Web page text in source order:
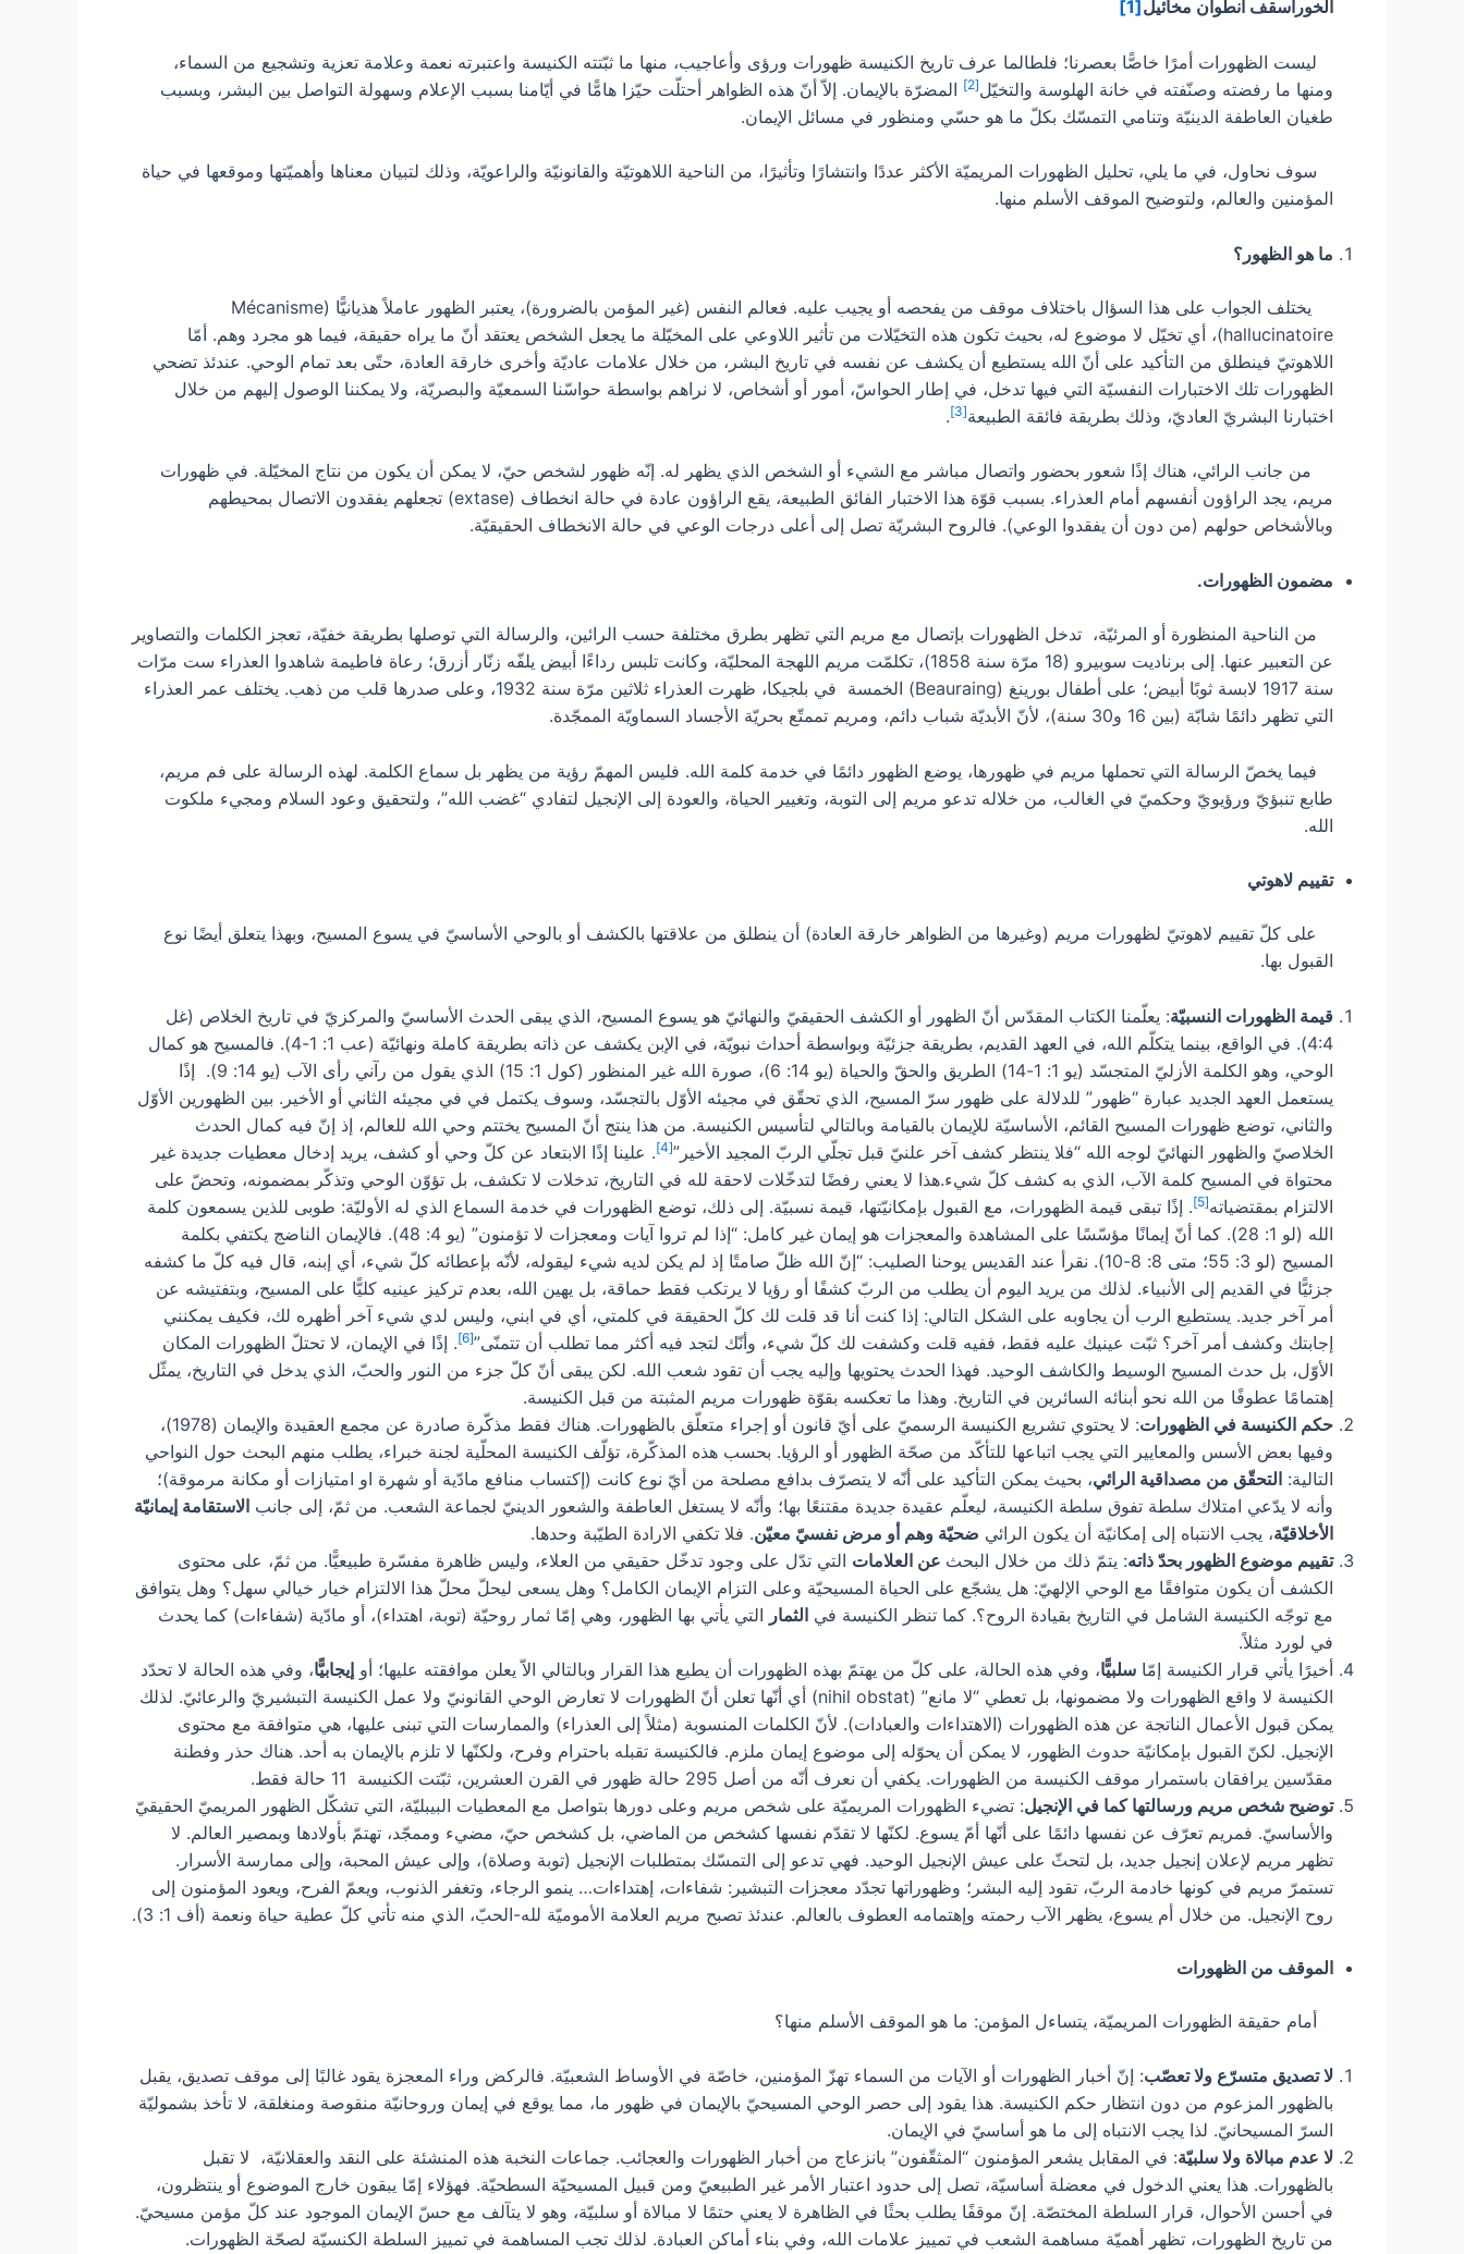
الخوراسقف أنطوان مخائيل[1]
ليست الظهورات أمرًا خاصًّا بعصرنا؛ فلطالما عرف تاريخ الكنيسة ظهورات ورؤى وأعاجيب، منها ما ثبّتته الكنيسة واعتبرته نعمة وعلامة تعزية وتشجيع من السماء،
ومنها ما رفضته وصنّفته في خانة الهلوسة والتخيّل[2]
المضرّة بالإيمان. إلاّ أنّ هذه الظواهر أحتلّت حيّزا هامًّا في أيّامنا بسبب الإعلام وسهولة التواصل بين البشر، وبسبب
طغيان العاطفة الدينيّة وتنامي التمسّك بكلّ ما هو حسّي ومنظور في مسائل الإيمان.
سوف نحاول، في ما يلي، تحليل الظهورات المريميّة الأكثر عددًا وانتشارًا وتأثيرًا، من الناحية اللاهوتيّة والقانونيّة والراعويّة، وذلك لتبيان معناها وأهميّتها وموقعها في حياة
المؤمنين والعالم، ولتوضيح الموقف الأسلم منها.
ما هو الظهور؟
يختلف الجواب على هذا السؤال باختلاف موقف من يفحصه أو يجيب عليه. فعالم النفس (غير المؤمن بالضرورة)، يعتبر الظهور عاملاً هذيانيًّا (Mécanisme
hallucinatoire)، أي تخيّل لا موضوع له، بحيث تكون هذه التخيّلات من تأثير اللاوعي على المخيّلة ما يجعل الشخص يعتقد أنّ ما يراه حقيقة، فيما هو مجرد وهم. أمّا
اللاهوتيّ فينطلق من التأكيد على أنّ الله يستطيع أن يكشف عن نفسه في تاريخ البشر، من خلال علامات عاديّة وأخرى خارقة العادة، حتّى بعد تمام الوحي. عندئذ تضحي
الظهورات تلك الاختبارات النفسيّة التي فيها تدخل، في إطار الحواسّ، أمور أو أشخاص، لا نراهم بواسطة حواسّنا السمعيّة والبصريّة، ولا يمكننا الوصول إليهم من خلال
اختبارنا البشريّ العاديّ، وذلك بطريقة فائقة الطبيعة[3]
.
من جانب الرائي، هناك إذًا شعور بحضور واتصال مباشر مع الشيء أو الشخص الذي يظهر له. إنّه ظهور لشخص حيّ، لا يمكن أن يكون من نتاج المخيّلة. في ظهورات
مريم، يجد الراؤون أنفسهم أمام العذراء. بسبب قوّة هذا الاختبار الفائق الطبيعة، يقع الراؤون عادة في حالة انخطاف (extase) تجعلهم يفقدون الاتصال بمحيطهم
وبالأشخاص حولهم (من دون أن يفقدوا الوعي). فالروح البشريّة تصل إلى أعلى درجات الوعي في حالة الانخطاف الحقيقيّة.
مضمون الظهورات.
من الناحية المنظورة أو المرئيّة، تدخل الظهورات بإتصال مع مريم التي تظهر بطرق مختلفة حسب الرائين، والرسالة التي توصلها بطريقة خفيّة، تعجز الكلمات والتصاوير
عن التعبير عنها. إلى برناديت سوبيرو (18 مرّة سنة 1858)، تكلمّت مريم اللهجة المحليّة، وكانت تلبس رداءًا أبيض يلفّه زنّار أزرق؛ رعاة فاطيمة شاهدوا العذراء ست مرّات
سنة 1917 لابسة ثوبًا أبيض؛ على أطفال بورينغ (Beauraing) الخمسة في بلجيكا، ظهرت العذراء ثلاثين مرّة سنة 1932، وعلى صدرها قلب من ذهب. يختلف عمر العذراء
التي تظهر دائمًا شابّة (بين 16 و30 سنة)، لأنّ الأبديّة شباب دائم، ومريم تممتّع بحريّة الأجساد السماويّة الممجّدة.
فيما يخصّ الرسالة التي تحملها مريم في ظهورها، يوضع الظهور دائمًا في خدمة كلمة الله. فليس المهمّ رؤية من يظهر بل سماع الكلمة. لهذه الرسالة على فم مريم،
طابع تنبؤيّ ورؤيويّ وحكميّ في الغالب، من خلاله تدعو مريم إلى التوبة، وتغيير الحياة، والعودة إلى الإنجيل لتفادي “غضب الله”، ولتحقيق وعود السلام ومجيء ملكوت
الله.
تقييم لاهوتي
على كلّ تقييم لاهوتيّ لظهورات مريم (وغيرها من الظواهر خارقة العادة) أن ينطلق من علاقتها بالكشف أو بالوحي الأساسيّ في يسوع المسيح، وبهذا يتعلق أيضًا نوع
القبول بها.
قيمة الظهورات النسبيّة: يعلّمنا الكتاب المقدّس أنّ الظهور أو الكشف الحقيقيّ والنهائيّ هو يسوع المسيح، الذي يبقى الحدث الأساسيّ والمركزيّ في تاريخ الخلاص (غل
4:4). في الواقع، بينما يتكلّم الله، في العهد القديم، بطريقة جزئيّة وبواسطة أحداث نبويّة، في الإبن يكشف عن ذاته بطريقة كاملة ونهائيّة (عب 1: 1-4). فالمسيح هو كمال
الوحي، وهو الكلمة الأزليّ المتجسّد (يو 1: 1-14) الطريق والحقّ والحياة (يو 14: 6)، صورة الله غير المنظور (كول 1: 15) الذي يقول من رآني رأى الآب (يو 14: 9). إذًا
يستعمل العهد الجديد عبارة “ظهور” للدلالة على ظهور سرّ المسيح، الذي تحقّق في مجيئه الأوّل بالتجسّد، وسوف يكتمل في في مجيئه الثاني أو الأخير. بين الظهورين الأوّل
والثاني، توضع ظهورات المسيح القائم، الأساسيّة للإيمان بالقيامة وبالتالي لتأسيس الكنيسة. من هذا ينتج أنّ المسيح يختتم وحي الله للعالم، إذ إنّ فيه كمال الحدث
الخلاصيّ والظهور النهائيّ لوجه الله “فلا ينتظر كشف آخر علنيّ قبل تجلّي الربّ المجيد الأخير”[4]
. علينا إذًا الابتعاد عن كلّ وحي أو كشف، يريد إدخال معطيات جديدة غير
محتواة في المسيح كلمة الآب، الذي به كشف كلّ شيء.هذا لا يعني رفضًا لتدخّلات لاحقة لله في التاريخ، تدخلات لا تكشف، بل تؤوّن الوحي وتذكّر بمضمونه، وتحضّ على
الالتزام بمقتضياته[5]
. إذًا تبقى قيمة الظهورات، مع القبول بإمكانيّتها، قيمة نسبيّة. إلى ذلك، توضع الظهورات في خدمة السماع الذي له الأوليّة: طوبى للذين يسمعون كلمة
الله (لو 1: 28). كما أنّ إيمانًا مؤسّسًا على المشاهدة والمعجزات هو إيمان غير كامل: “إذا لم تروا آيات ومعجزات لا تؤمنون” (يو 4: 48). فالإيمان الناضج يكتفي بكلمة
المسيح (لو 3: 55؛ متى 8: 8-10). نقرأ عند القديس يوحنا الصليب: “إنّ الله ظلّ صامتًا إذ لم يكن لديه شيء ليقوله، لأنّه بإعطائه كلّ شيء، أي إبنه، قال فيه كلّ ما كشفه
جزئيًّا في القديم إلى الأنبياء. لذلك من يريد اليوم أن يطلب من الربّ كشفًا أو رؤيا لا يرتكب فقط حماقة، بل يهين الله، بعدم تركيز عينيه كليًّا على المسيح، وبتفتيشه عن
أمر آخر جديد. يستطيع الرب أن يجاوبه على الشكل التالي: إذا كنت أنا قد قلت لك كلّ الحقيقة في كلمتي، أي في ابني، وليس لدي شيء آخر أظهره لك، فكيف يمكنني
إجابتك وكشف أمر آخر؟ ثبّت عينيك عليه فقط، ففيه قلت وكشفت لك كلّ شيء، وأنّك لتجد فيه أكثر مما تطلب أن تتمنّى”[6]
. إذًا في الإيمان، لا تحتلّ الظهورات المكان
الأوّل، بل حدث المسيح الوسيط والكاشف الوحيد. فهذا الحدث يحتويها وإليه يجب أن تقود شعب الله. لكن يبقى أنّ كلّ جزء من النور والحبّ، الذي يدخل في التاريخ، يمثّل
إهتمامًا عطوفًا من الله نحو أبنائه السائرين في التاريخ. وهذا ما تعكسه بقوّة ظهورات مريم المثبتة من قبل الكنيسة.
حكم الكنيسة في الظهورات
: لا يحتوي تشريع الكنيسة الرسميّ على أيّ قانون أو إجراء متعلّق بالظهورات. هناك فقط مذكّرة صادرة عن مجمع العقيدة والإيمان (1978)،
وفيها بعض الأسس والمعايير التي يجب اتباعها للتأكّد من صحّة الظهور أو الرؤيا. بحسب هذه المذكّرة، تؤلّف الكنيسة المحلّية لجنة خبراء، يطلب منهم البحث حول النواحي
التالية: التحقّق من مصداقية الرائي، بحيث يمكن التأكيد على أنّه لا يتصرّف بدافع مصلحة من أيّ نوع كانت (إكتساب منافع مادّية أو شهرة او امتيازات أو مكانة مرموقة)؛
وأنه لا يدّعي امتلاك سلطة تفوق سلطة الكنيسة، ليعلّم عقيدة جديدة مقتنعًا بها؛ وأنّه لا يستغل العاطفة والشعور الدينيّ لجماعة الشعب. من ثمّ، إلى جانب الاستقامة إيمانيّة
الأخلاقيّة، يجب الانتباه إلى إمكانيّة أن يكون الرائي ضحيّة وهم أو مرض نفسيّ معيّن. فلا تكفي الارادة الطيّبة وحدها.
تقييم موضوع الظهور بحدّ ذاته: يتمّ ذلك من خلال البحث عن العلامات التي تدّل على وجود تدخّل حقيقي من العلاء، وليس ظاهرة مفسّرة طبيعيًّا. من ثمّ، على محتوى
الكشف أن يكون متوافقًا مع الوحي الإلهيّ: هل يشجّع على الحياة المسيحيّة وعلى التزام الإيمان الكامل؟ وهل يسعى ليحلّ محلّ هذا الالتزام خيار خيالي سهل؟ وهل يتوافق
مع توجّه الكنيسة الشامل في التاريخ بقيادة الروح؟. كما تنظر الكنيسة في الثمار التي يأتي بها الظهور، وهي إمّا ثمار روحيّة (توبة، اهتداء)، أو مادّية (شفاءات) كما يحدث
في لورد مثلاً.
أخيرًا يأتي قرار الكنيسة إمّا سلبيًّا، وفي هذه الحالة، على كلّ من يهتمّ بهذه الظهورات أن يطيع هذا القرار وبالتالي الاّ يعلن موافقته عليها؛ أو إيجابيًّا، وفي هذه الحالة لا تحدّد
الكنيسة لا واقع الظهورات ولا مضمونها، بل تعطي “لا مانع” (nihil obstat) أي أنّها تعلن أنّ الظهورات لا تعارض الوحي القانونيّ ولا عمل الكنيسة التبشيريّ والرعائيّ. لذلك
يمكن قبول الأعمال الناتجة عن هذه الظهورات (الاهتداءات والعبادات). لأنّ الكلمات المنسوبة (مثلاً إلى العذراء) والممارسات التي تبنى عليها، هي متوافقة مع محتوى
الإنجيل. لكنّ القبول بإمكانيّة حدوث الظهور، لا يمكن أن يحوّله إلى موضوع إيمان ملزم. فالكنيسة تقبله باحترام وفرح، ولكنّها لا تلزم بالإيمان به أحد. هناك حذر وفطنة
مقدّسين يرافقان باستمرار موقف الكنيسة من الظهورات. يكفي أن نعرف أنّه من أصل 295 حالة ظهور في القرن العشرين، ثبّتت الكنيسة 11 حالة فقط.
توضيح شخص مريم ورسالتها كما في الإنجيل: تضيء الظهورات المريميّة على شخص مريم وعلى دورها بتواصل مع المعطيات البيبليّة، التي تشكّل الظهور المريميّ الحقيقيّ
والأساسيّ. فمريم تعرّف عن نفسها دائمًا على أنّها أمّ يسوع. لكنّها لا تقدّم نفسها كشخص من الماضي، بل كشخص حيّ، مضيء وممجّد، تهتمّ بأولادها وبمصير العالم. لا
تظهر مريم لإعلان إنجيل جديد، بل لتحثّ على عيش الإنجيل الوحيد. فهي تدعو إلى التمسّك بمتطلبات الإنجيل (توبة وصلاة)، وإلى عيش المحبة، وإلى ممارسة الأسرار.
تستمرّ مريم في كونها خادمة الربّ، تقود إليه البشر؛ وظهوراتها تجدّد معجزات التبشير: شفاءات، إهتداءات… ينمو الرجاء، وتغفر الذنوب، ويعمّ الفرح، ويعود المؤمنون إلى
روح الإنجيل. من خلال أم يسوع، يظهر الآب رحمته وإهتمامه العطوف بالعالم. عندئذ تصبح مريم العلامة الأموميّة لله-الحبّ، الذي منه تأتي كلّ عطية حياة ونعمة (أف 1: 3).
الموقف من الظهورات
أمام حقيقة الظهورات المريميّة، يتساءل المؤمن: ما هو الموقف الأسلم منها؟
لا تصديق متسرّع ولا تعصّب: إنّ أخبار الظهورات أو الآيات من السماء تهزّ المؤمنين، خاصّة في الأوساط الشعبيّة. فالركض وراء المعجزة يقود غالبًا إلى موقف تصديق، يقبل
بالظهور المزعوم من دون انتظار حكم الكنيسة. هذا يقود إلى حصر الوحي المسيحيّ بالإيمان في ظهور ما، مما يوقع في إيمان وروحانيّة منقوصة ومنغلقة، لا تأخذ بشموليّة
السرّ المسيحانيّ. لذا يجب الانتباه إلى ما هو أساسيّ في الإيمان.
لا عدم مبالاة ولا سلبيّة: في المقابل يشعر المؤمنون “المثقّفون” بانزعاج من أخبار الظهورات والعجائب. جماعات النخبة هذه المنشئة على النقد والعقلانيّة، لا تقبل
بالظهورات. هذا يعني الدخول في معضلة أساسيّة، تصل إلى حدود اعتبار الأمر غير الطبيعيّ ومن قبيل المسيحيّة السطحيّة. فهؤلاء إمّا يبقون خارج الموضوع أو ينتظرون،
في أحسن الأحوال، قرار السلطة المختصّة. إنّ موقفًا يطلب بحثًا في الظاهرة لا يعني حتمًا لا مبالاة أو سلبيّة، وهو لا يتآلف مع حسّ الإيمان الموجود عند كلّ مؤمن مسيحيّ.
من تاريخ الظهورات، تظهر أهميّة مساهمة الشعب في تمييز علامات الله، وفي بناء أماكن العبادة. لذلك تجب المساهمة في تمييز السلطة الكنسيّة لصحّة الظهورات.